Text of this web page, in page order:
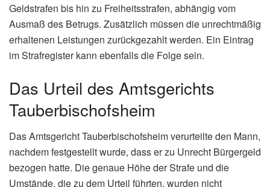
Geldstrafen bis hin zu Freiheitsstrafen, abhängig vom
Ausmaß des Betrugs. Zusätzlich müssen die unrechtmäßig
erhaltenen Leistungen zurückgezahlt werden. Ein Eintrag
im Strafregister kann ebenfalls die Folge sein.
Das Urteil des Amtsgerichts
Tauberbischofsheim
Das Amtsgericht Tauberbischofsheim verurteilte den Mann,
nachdem festgestellt wurde, dass er zu Unrecht Bürgergeld
bezogen hatte. Die genaue Höhe der Strafe und die
Umstände, die zu dem Urteil führten, wurden nicht